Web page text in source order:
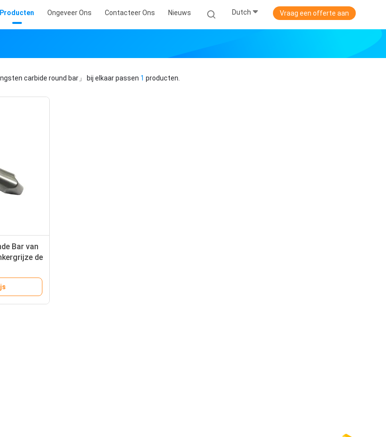
Producten Ongeveer Ons Contacteer Ons Nieuws Dutch Vraag een offerte aan
carbide round bar」 bij elkaar passen 1 producten.
Bar van
de